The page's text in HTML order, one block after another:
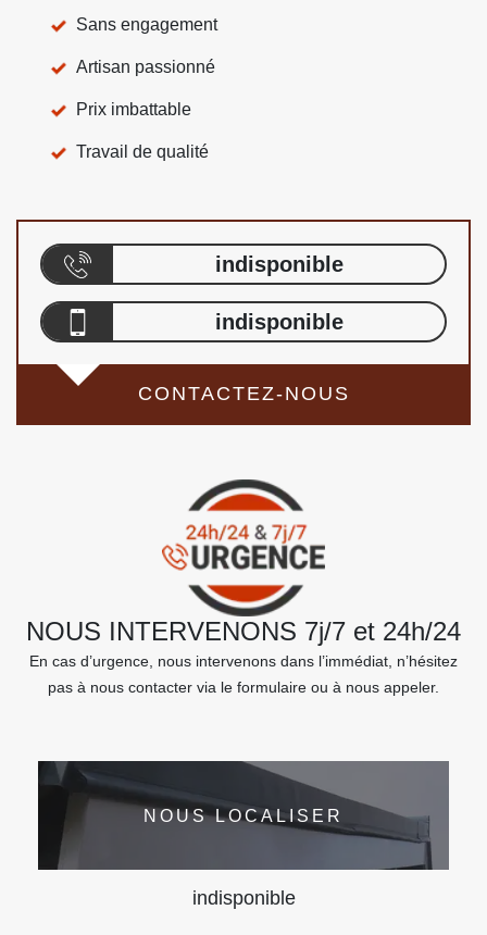
Sans engagement
Artisan passionné
Prix imbattable
Travail de qualité
indisponible
indisponible
CONTACTEZ-NOUS
NOUS INTERVENONS 7j/7 et 24h/24
En cas d’urgence, nous intervenons dans l’immédiat, n’hésitez
pas à nous contacter via le formulaire ou à nous appeler.
NOUS LOCALISER
indisponible